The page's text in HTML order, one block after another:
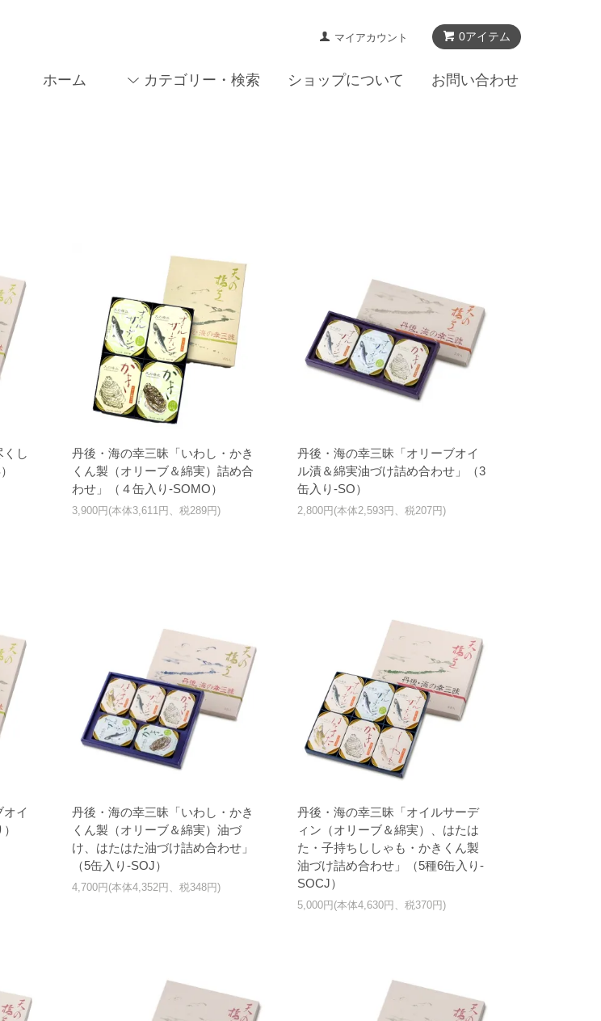
0アイテム
マイアカウント
ホーム カテゴリー・検索 ショップについて お問い合わせ
くし
丹後・海の幸三昧「いわし・かき
くん製（オリーブ＆綿実）詰め合
わせ」（４缶入り-SOMO）
3,900円(本体3,611円、税289円)
丹後・海の幸三昧「オリーブオイ
ル漬＆綿実油づけ詰め合わせ」（3
缶入り-SO）
2,800円(本体2,593円、税207円)
オイ
丹後・海の幸三昧「いわし・かき
くん製（オリーブ＆綿実）油づ
け、はたはた油づけ詰め合わせ」
（5缶入り-SOJ）
4,700円(本体4,352円、税348円)
丹後・海の幸三昧「オイルサーデ
ィン（オリーブ＆綿実）、はたは
た・子持ちししゃも・かきくん製
油づけ詰め合わせ」（5種6缶入り-
SOCJ）
5,000円(本体4,630円、税370円)